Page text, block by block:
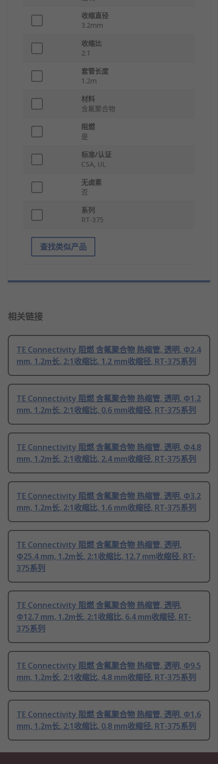
收缩直径
3.2mm
收缩比
2:1
套管长度
1.2m
材料
含氟聚合物
阻燃
是
标准/认证
CSA, UL
无卤素
否
系列
RT-375
查找类似产品
相关链接
TE Connectivity 阻燃 含氟聚合物 热缩管, 透明, Φ2.4
mm, 1.2m长, 2:1收缩比, 1.2 mm收缩径, RT-375系列
TE Connectivity 阻燃 含氟聚合物 热缩管, 透明, Φ1.2
mm, 1.2m长, 2:1收缩比, 0.6 mm收缩径, RT-375系列
TE Connectivity 阻燃 含氟聚合物 热缩管, 透明, Φ4.8
mm, 1.2m长, 2:1收缩比, 2.4 mm收缩径, RT-375系列
TE Connectivity 阻燃 含氟聚合物 热缩管, 透明, Φ3.2
mm, 1.2m长, 2:1收缩比, 1.6 mm收缩径, RT-375系列
TE Connectivity 阻燃 含氟聚合物 热缩管, 透明,
Φ25.4 mm, 1.2m长, 2:1收缩比, 12.7 mm收缩径, RT-
375系列
TE Connectivity 阻燃 含氟聚合物 热缩管, 透明,
Φ12.7 mm, 1.2m长, 2:1收缩比, 6.4 mm收缩径, RT-
375系列
TE Connectivity 阻燃 含氟聚合物 热缩管, 透明, Φ9.5
mm, 1.2m长, 2:1收缩比, 4.8 mm收缩径, RT-375系列
TE Connectivity 阻燃 含氟聚合物 热缩管, 透明, Φ1.6
mm, 1.2m长, 2:1收缩比, 0.8 mm收缩径, RT-375系列